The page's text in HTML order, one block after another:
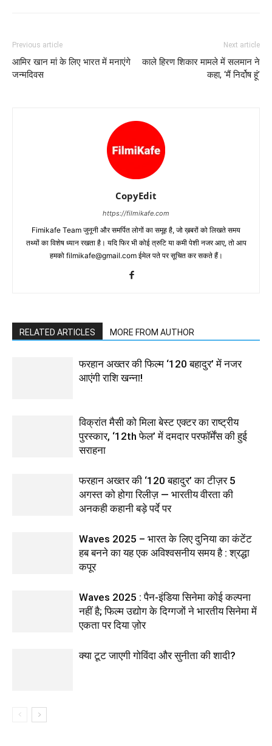
Previous article
आमिर खान मां के लिए भारत में मनाएंगे
जन्मदिवस
Next article
काले हिरण शिकार मामले में सलमान ने
कहा, ‘मैं निर्दोष हूं’
CopyEdit
https://filmikafe.com
Fimikafe Team जुनूनी और समर्पित लोगों का समूह है, जो ख़बरों को लिखते समय
तथ्‍यों का विशेष ध्‍यान रखता है। यदि फिर भी कोई त्रुटि या कमी पेशी नजर आए, तो आप
हमको filmikafe@gmail.com ईमेल पते पर सूचित कर सकते हैं।
RELATED ARTICLES MORE FROM AUTHOR
फरहान अख्तर की फिल्म ‘120 बहादुर’ में नजर
आएंगी राशि खन्ना!
विक्रांत मैसी को मिला बेस्ट एक्टर का राष्ट्रीय
पुरस्कार, ‘12th फेल’ में दमदार परफॉर्मेंस की हुई
सराहना
फरहान अख्तर की ‘120 बहादुर’ का टीज़र 5
अगस्त को होगा रिलीज़ — भारतीय वीरता की
अनकही कहानी बड़े पर्दे पर
Waves 2025 – भारत के लिए दुनिया का कंटेंट
हब बनने का यह एक अविश्वसनीय समय है : श्रद्धा
कपूर
Waves 2025 : पैन-इंडिया सिनेमा कोई कल्पना
नहीं है; फिल्म उद्योग के दिग्गजों ने भारतीय सिनेमा में
एकता पर दिया ज़ोर
क्या टूट जाएगी गोविंदा और सुनीता की शादी?